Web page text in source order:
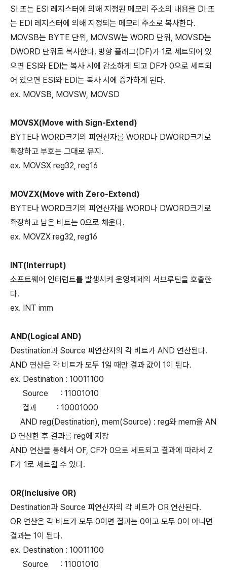
SI 또는 ESI 레지스터에 의해 지정된 메모리 주소의 내용을 DI 또
는 EDI 레지스터에 의해 지정되는 메모리 주소로 복사한다.
MOVSB는 BYTE 단위, MOVSW는 WORD 단위, MOVSD는
DWORD 단위로 복사한다. 방향 플래그(DF)가 1로 세트되어 있
으면 ESI와 EDI는 복사 시에 감소하게 되고 DF가 0으로 세트되
어 있으면 ESI와 EDI는 복사 시에 증가하게 된다.
ex. MOVSB, MOVSW, MOVSD
MOVSX(Move with Sign-Extend)
BYTE나 WORD크기의 피연산자를 WORD나 DWORD크기로
확장하고 부호는 그대로 유지.
ex. MOVSX reg32, reg16
MOVZX(Move with Zero-Extend)
BYTE나 WORD크기의 피연산자를 WORD나 DWORD크기로
확장하고 남은 비트는 0으로 채운다.
ex. MOVZX reg32, reg16
INT(Interrupt)
소프트웨어 인터럽트를 발생시켜 운영체제의 서브루틴을 호출한
다.
ex. INT imm
AND(Logical AND)
Destination과 Source 피연산자의 각 비트가 AND 연산된다.
AND 연산은 각 비트가 모두 1일 때만 결과 값이 1이 된다.
ex. Destination : 10011100
Source : 11001010
결과 : 10001000
AND reg(Destination), mem(Source) : reg와 mem을 AN
D 연산한 후 결과를 reg에 저장
AND 연산을 통해서 OF, CF가 0으로 세트되고 결과에 따라서 Z
F가 1로 세트될 수 있다.
OR(Inclusive OR)
Destination과 Source 피연산자의 각 비트가 OR 연산된다.
OR 연산은 각 비트가 모두 0이면 결과는 0이고 모두 0이 아니면
결과는 1이 된다.
ex. Destination : 10011100
Source : 11001010